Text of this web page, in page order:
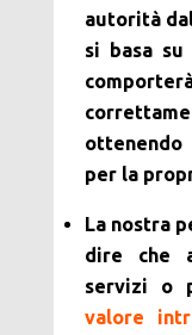
autorità
si basa
per la
La nostra
dire che
servizi o
valore